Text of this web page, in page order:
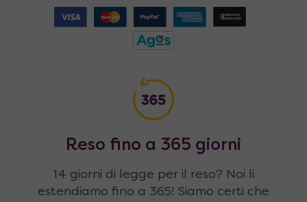
Reso fino a 365 giorni
14 giorni di legge per il reso? Noi li
estendiamo fino a 365! Siamo certi che